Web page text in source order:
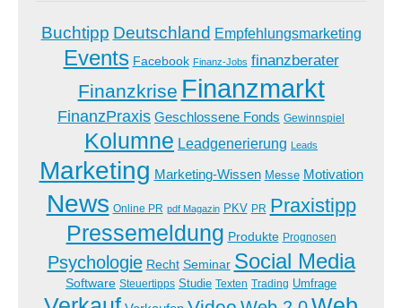
Buchtipp Deutschland Empfehlungsmarketing
Events Facebook Finanz-Jobs finanzberater
Finanzkrise Finanzmarkt
FinanzPraxis Geschlossene Fonds Gewinnspiel
Kolumne Leadgenerierung Leads
Marketing Marketing-Wissen Messe Motivation
News Online PR pdf Magazin PKV PR Praxistipp
Pressemeldung Produkte Prognosen
Psychologie Recht Seminar Social Media
Software Steuertipps Studie Texten Trading Umfrage